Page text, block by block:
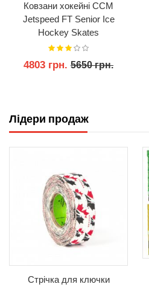
Ковзани хокейні CCM
Jetspeed FT Senior Ice
Hockey Skates
4803 грн. 5650 грн.
Лідери продаж
Стрічка для ключки